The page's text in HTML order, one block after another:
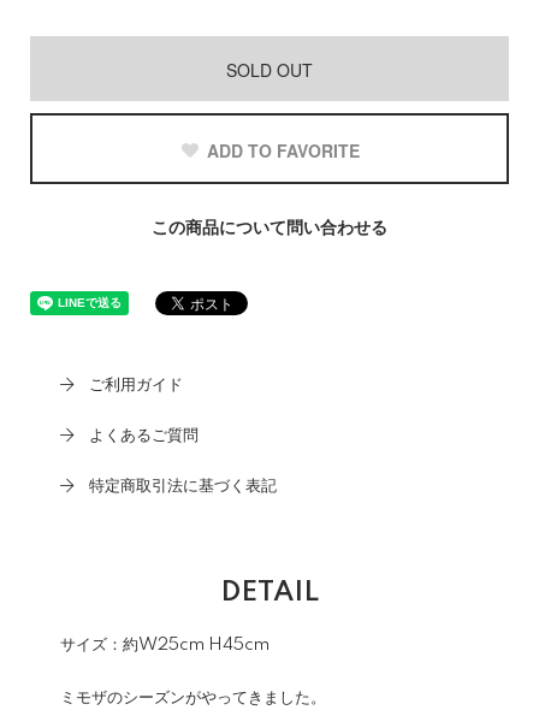
SOLD OUT
ADD TO FAVORITE
この商品について問い合わせる
ご利用ガイド
よくあるご質問
特定商取引法に基づく表記
DETAIL
サイズ：約W25cm H45cm
ミモザのシーズンがやってきました。